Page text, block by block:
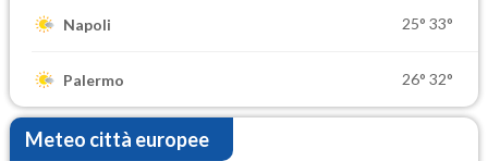
Napoli 25° 33°
Palermo 26° 32°
Meteo città europee